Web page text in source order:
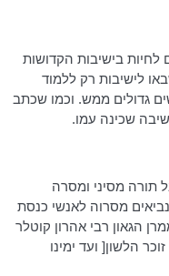
לחיות בישיבות הקדושות
לישיבות רק ללמוד
גדולים ממש. וכמו שכתב
שכינה עמו.
מסיני ומסרה
מסרוה לאנשי כנסת
הגאון רבי אהרון קוטלר
זוכר הלשון[ ועד ימינו